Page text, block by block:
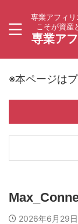
専業アフィ
こそが資産
専業ア
※本ページは
2026年6月29日